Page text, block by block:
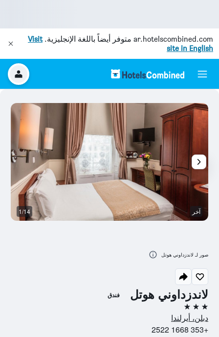
ar.hotelscombined.com متوفر أيضاً باللغة الإنجليزية.Visit
site in English
لاندزداوني هوتل فندق
3 نجوم
دبلن، أيرلندا
+353 1668 2522
آخر 1/14
صور لـ لاندزداوني هوتل